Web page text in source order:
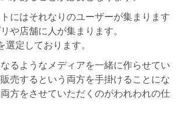
にはそれなりのユーザーが集まります
や店舗に人が集まります。
定しております。
るようなメディアを一緒に作らせてい
売するという両方を手掛けることにな
方をさせていただくのがわれわれの仕